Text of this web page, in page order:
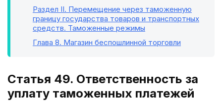
Раздел II. Перемещение через таможенную
границу государства товаров и транспортных
средств. Таможенные режимы
Глава 8. Магазин беспошлинной торговли
Статья 49. Ответственность за
уплату таможенных платежей